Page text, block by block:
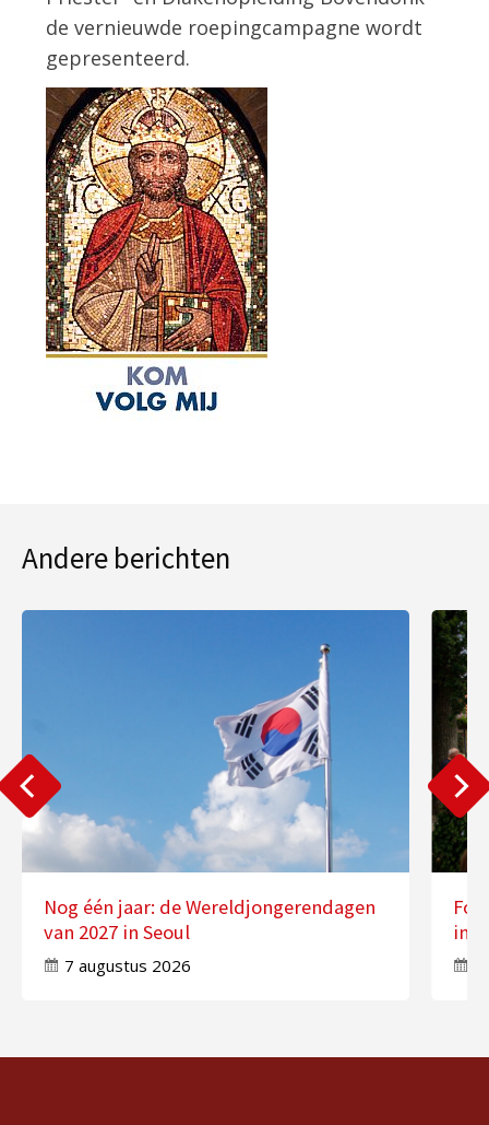
de vernieuwde roepingcampagne wordt
gepresenteerd.
Andere berichten
Nog één jaar: de Wereldjongerendagen
van 2027 in Seoul
7 augustus 2026
in